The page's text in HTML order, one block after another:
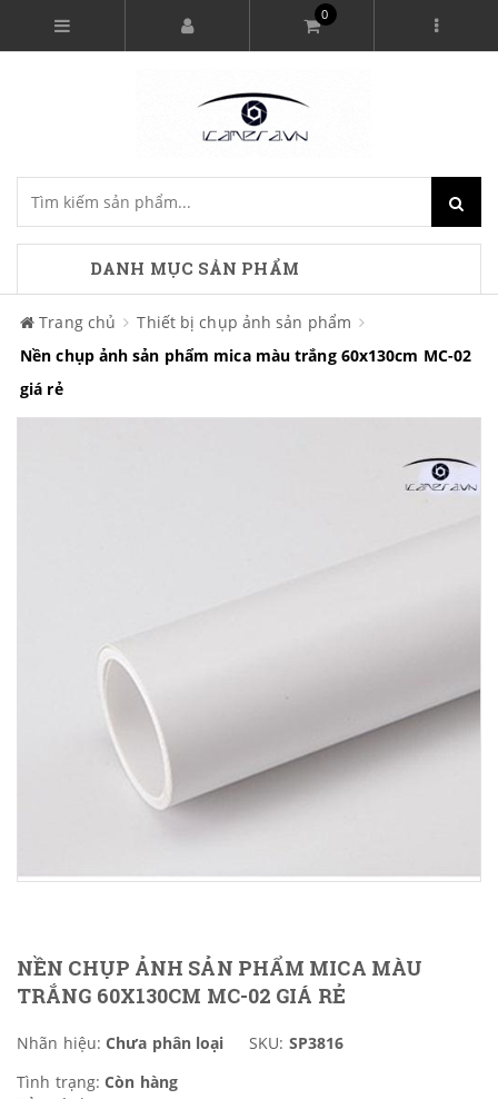
0
DANH MỤC SẢN PHẨM
Trang chủ
Thiết bị chụp ảnh sản phẩm
Nền chụp ảnh sản phẩm mica màu trắng 60x130cm MC-02
giá rẻ
NỀN CHỤP ẢNH SẢN PHẨM MICA MÀU
TRẮNG 60X130CM MC-02 GIÁ RẺ
Nhãn hiệu: Chưa phân loại SKU: SP3816
Tình trạng: Còn hàng